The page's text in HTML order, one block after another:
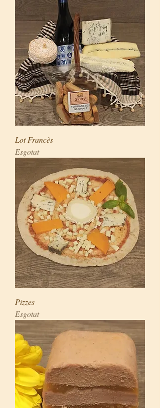
Lot Francès
Esgotat
Pizzes
Esgotat